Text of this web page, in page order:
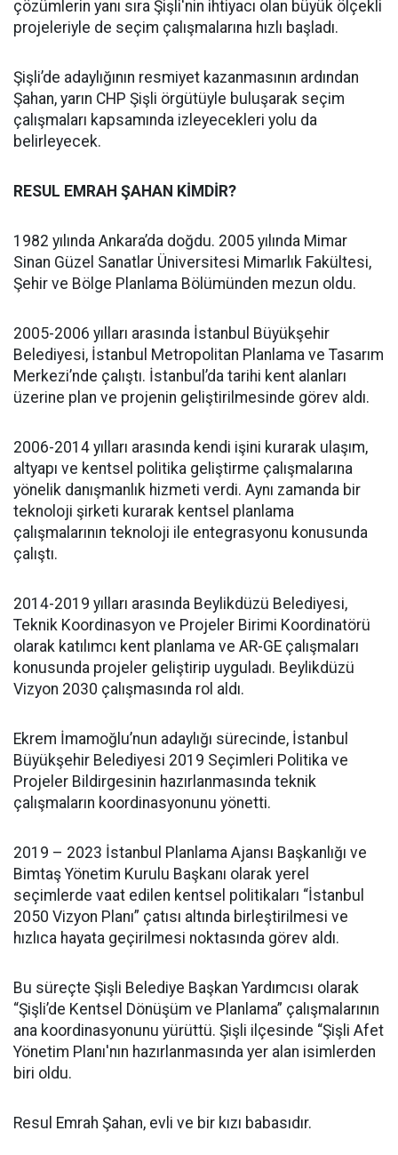
çözümlerin yanı sıra Şişli'nin ihtiyacı olan büyük ölçekli
projeleriyle de seçim çalışmalarına hızlı başladı.
Şişli’de adaylığının resmiyet kazanmasının ardından
Şahan, yarın CHP Şişli örgütüyle buluşarak seçim
çalışmaları kapsamında izleyecekleri yolu da
belirleyecek.
RESUL EMRAH ŞAHAN KİMDİR?
1982 yılında Ankara’da doğdu. 2005 yılında Mimar
Sinan Güzel Sanatlar Üniversitesi Mimarlık Fakültesi,
Şehir ve Bölge Planlama Bölümünden mezun oldu.
2005-2006 yılları arasında İstanbul Büyükşehir
Belediyesi, İstanbul Metropolitan Planlama ve Tasarım
Merkezi’nde çalıştı. İstanbul’da tarihi kent alanları
üzerine plan ve projenin geliştirilmesinde görev aldı.
2006-2014 yılları arasında kendi işini kurarak ulaşım,
altyapı ve kentsel politika geliştirme çalışmalarına
yönelik danışmanlık hizmeti verdi. Aynı zamanda bir
teknoloji şirketi kurarak kentsel planlama
çalışmalarının teknoloji ile entegrasyonu konusunda
çalıştı.
2014-2019 yılları arasında Beylikdüzü Belediyesi,
Teknik Koordinasyon ve Projeler Birimi Koordinatörü
olarak katılımcı kent planlama ve AR-GE çalışmaları
konusunda projeler geliştirip uyguladı. Beylikdüzü
Vizyon 2030 çalışmasında rol aldı.
Ekrem İmamoğlu’nun adaylığı sürecinde, İstanbul
Büyükşehir Belediyesi 2019 Seçimleri Politika ve
Projeler Bildirgesinin hazırlanmasında teknik
çalışmaların koordinasyonunu yönetti.
2019 – 2023 İstanbul Planlama Ajansı Başkanlığı ve
Bimtaş Yönetim Kurulu Başkanı olarak yerel
seçimlerde vaat edilen kentsel politikaları “İstanbul
2050 Vizyon Planı” çatısı altında birleştirilmesi ve
hızlıca hayata geçirilmesi noktasında görev aldı.
Bu süreçte Şişli Belediye Başkan Yardımcısı olarak
“Şişli’de Kentsel Dönüşüm ve Planlama” çalışmalarının
ana koordinasyonunu yürüttü. Şişli ilçesinde “Şişli Afet
Yönetim Planı'nın hazırlanmasında yer alan isimlerden
biri oldu.
Resul Emrah Şahan, evli ve bir kızı babasıdır.